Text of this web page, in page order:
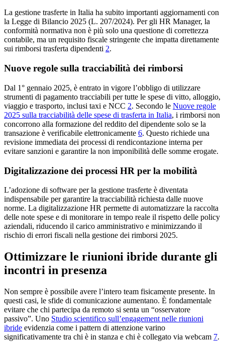
La gestione trasferte in Italia ha subito importanti aggiornamenti con
la Legge di Bilancio 2025 (L. 207/2024). Per gli HR Manager, la
conformità normativa non è più solo una questione di correttezza
contabile, ma un requisito fiscale stringente che impatta direttamente
sui rimborsi trasferta dipendenti 2.
Nuove regole sulla tracciabilità dei rimborsi
Dal 1° gennaio 2025, è entrato in vigore l’obbligo di utilizzare
strumenti di pagamento tracciabili per tutte le spese di vitto, alloggio,
viaggio e trasporto, inclusi taxi e NCC 2. Secondo le Nuove regole
2025 sulla tracciabilità delle spese di trasferta in Italia, i rimborsi non
concorrono alla formazione del reddito del dipendente solo se la
transazione è verificabile elettronicamente 6. Questo richiede una
revisione immediata dei processi di rendicontazione interna per
evitare sanzioni e garantire la non imponibilità delle somme erogate.
Digitalizzazione dei processi HR per la mobilità
L’adozione di software per la gestione trasferte è diventata
indispensabile per garantire la tracciabilità richiesta dalle nuove
norme. La digitalizzazione HR permette di automatizzare la raccolta
delle note spese e di monitorare in tempo reale il rispetto delle policy
aziendali, riducendo il carico amministrativo e minimizzando il
rischio di errori fiscali nella gestione dei rimborsi 2025.
Ottimizzare le riunioni ibride durante gli
incontri in presenza
Non sempre è possibile avere l’intero team fisicamente presente. In
questi casi, le sfide di comunicazione aumentano. È fondamentale
evitare che chi partecipa da remoto si senta un “osservatore
passivo”. Uno Studio scientifico sull’engagement nelle riunioni
ibride evidenzia come i pattern di attenzione varino
significativamente tra chi è in stanza e chi è collegato via webcam 7.